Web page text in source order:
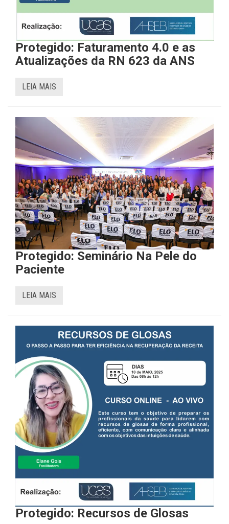
Protegido: Faturamento 4.0 e as
Atualizações da RN 623 da ANS
LEIA MAIS
Protegido: Seminário Na Pele do
Paciente
LEIA MAIS
Protegido: Recursos de Glosas